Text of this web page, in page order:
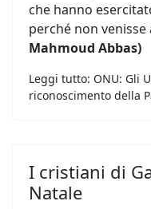
che hanno
perché non
Mahmoud Abbas)
Leggi tutto: ONU: Gli
riconoscimento della
I cristiani di
Natale